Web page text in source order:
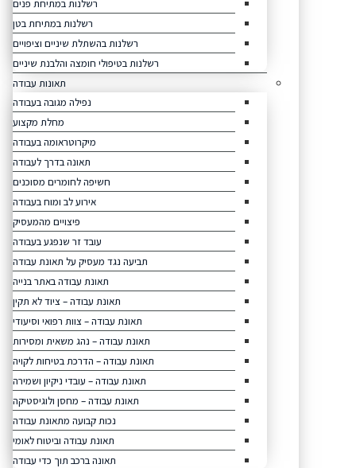
רשלנות במתיחת פנים
רשלנות במתיחת בטן
רשלנות בהשתלת שיניים וציפויים
רשלנות בטיפולי חומצה והלבנת שיניים
תאונות עבודה
נפילה מגובה בעבודה
מחלת מקצוע
מיקרוטראומה בעבודה
תאונה בדרך לעבודה
חשיפה לחומרים מסוכנים
אירוע לב ומוח בעבודה
פיצויים מהמעסיק
עובד זר שנפגע בעבודה
תביעה נגד מעסיק על תאונת עבודה
תאונת עבודה באתר בנייה
תאונת עבודה – ציוד לא תקין
תאונת עבודה – צוות רפואי וסיעודי
תאונת עבודה – נהג משאית ומסירות
תאונת עבודה – הדרכת בטיחות לקויה
תאונת עבודה – עובדי ניקיון ושמירה
תאונת עבודה – מחסן ולוגיסטיקה
נכות קבועה מתאונת עבודה
תאונת עבודה וביטוח לאומי
תאונה ברכב תוך כדי עבודה